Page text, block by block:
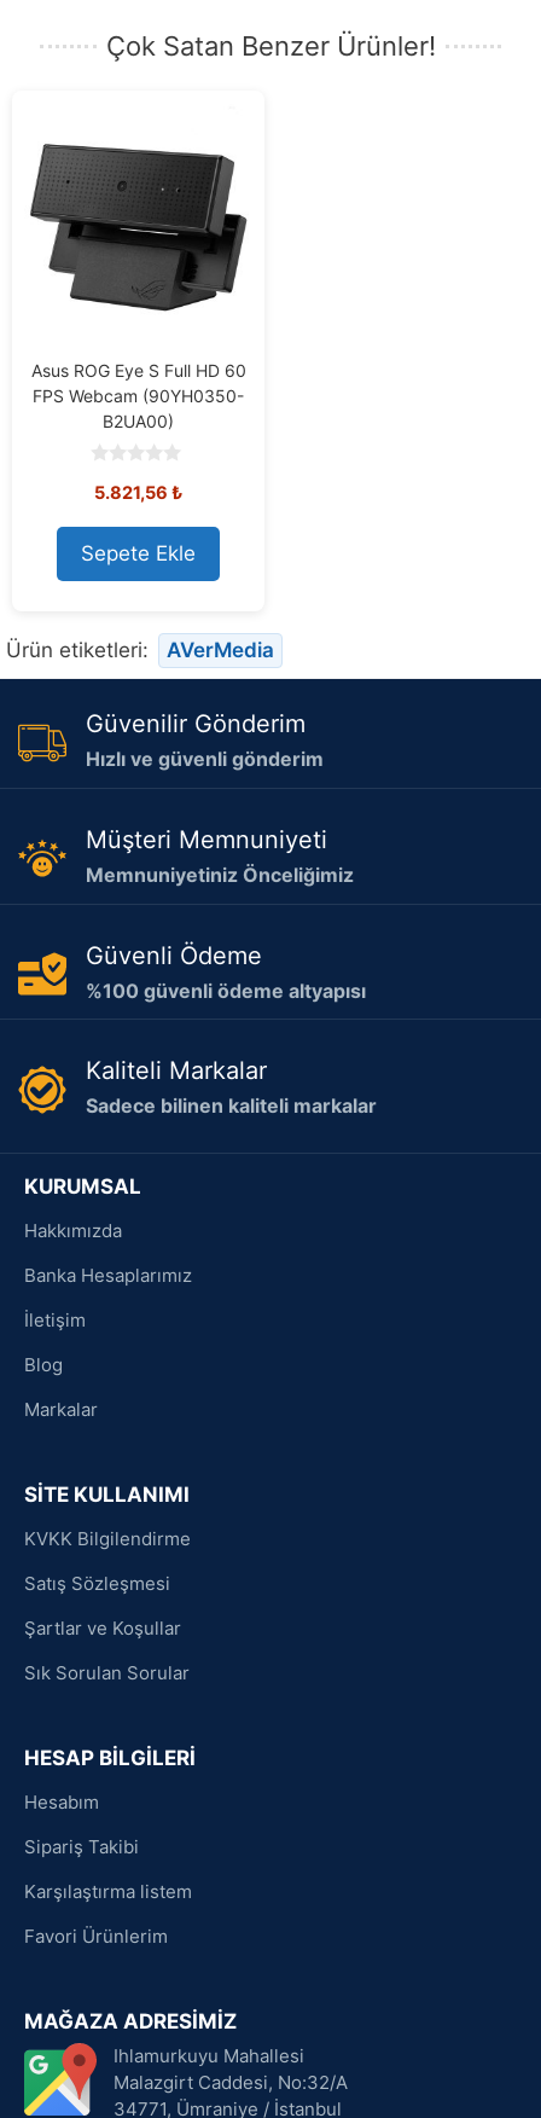
Çok Satan Benzer Ürünler!
Asus ROG Eye S Full HD 60
FPS Webcam (90YH0350-
B2UA00)
o
t
o
f
5
5.821,56 ₺
Sepete Ekle
Ürün etiketleri: AVerMedia
Güvenilir Gönderim
Hızlı ve güvenli gönderim
Müşteri Memnuniyeti
Memnuniyetiniz Önceliğimiz
Güvenli Ödeme
%100 güvenli ödeme altyapısı
Kaliteli Markalar
Sadece bilinen kaliteli markalar
KURUMSAL
Hakkımızda
Banka Hesaplarımız
İletişim
Blog
Markalar
SİTE KULLANIMI
KVKK Bilgilendirme
Satış Sözleşmesi
Şartlar ve Koşullar
Sık Sorulan Sorular
HESAP BİLGİLERİ
Hesabım
Sipariş Takibi
Karşılaştırma listem
Favori Ürünlerim
MAĞAZA ADRESİMİZ
Ihlamurkuyu Mahallesi
Malazgirt Caddesi, No:32/A
34771, Ümraniye / İstanbul